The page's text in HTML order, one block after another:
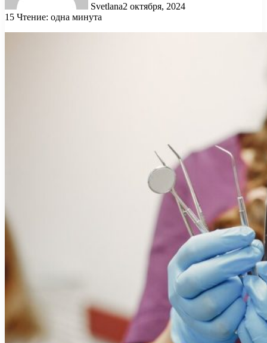
Svetlana2 октября, 2024
15 Чтение: одна минута